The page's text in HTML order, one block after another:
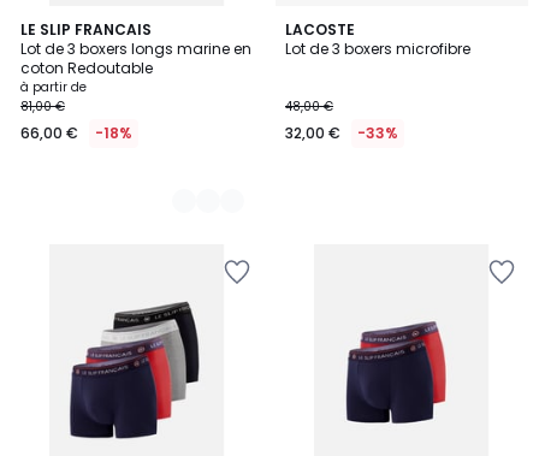
LE SLIP FRANCAIS
Lot de 3 boxers longs marine en
coton Redoutable
à partir de
81,00 €
66,00 € -18%
3
Couleurs
LACOSTE
Lot de 3 boxers microfibre
48,00 €
32,00 € -33%